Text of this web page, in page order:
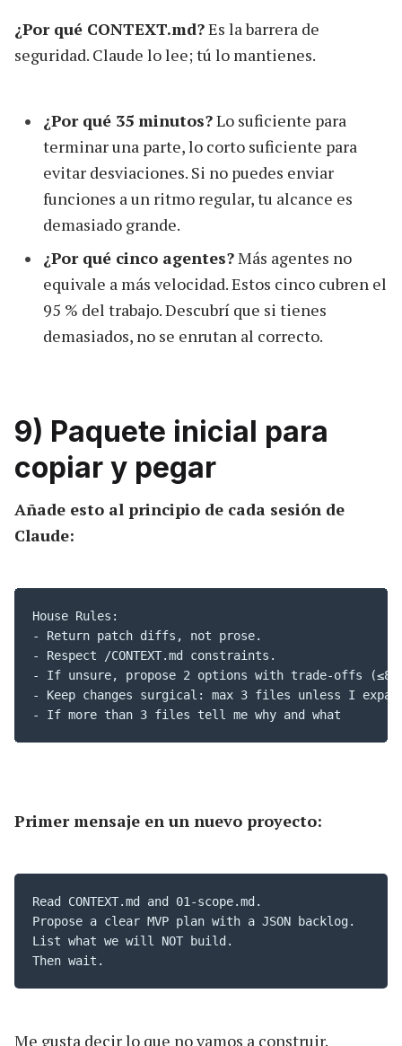
¿Por qué CONTEXT.md?Es la barrera de
seguridad. Claude lo lee; tú lo mantienes.
¿Por qué 35 minutos?Lo suficiente para
terminar una parte, lo corto suficiente para
evitar desviaciones. Si no puedes enviar
funciones a un ritmo regular, tu alcance es
demasiado grande.
¿Por qué cinco agentes?Más agentes no
equivale a más velocidad. Estos cinco cubren el
95 % del trabajo. Descubrí que si tienes
demasiados, no se enrutan al correcto.
9) Paquete inicial para
copiar y pegar
Añade esto al principio de cada sesión de
Claude:
House Rules:
- Return patch diffs, not prose.
- Respect /CONTEXT.md constraints.
- If unsure, propose 2 options with trade-offs (≤80
- Keep changes surgical: max 3 files unless I
- If more than 3 files tell me why and what
Primer mensaje en un nuevo proyecto:
Read CONTEXT.md and 01-scope.md.
Propose a clear MVP plan with a JSON backlog.
List what we will NOT build.
Then wait.
Me gusta decir lo que no vamos a construir.